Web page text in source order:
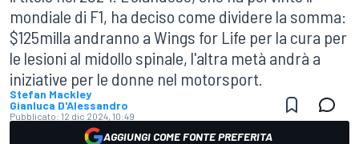
mondiale di F1, ha deciso come dividere la somma:
$125milla andranno a Wings for Life per la cura per
le lesioni al midollo spinale, l'altra metà andrà a
iniziative per le donne nel motorsport.
Stefan Mackley
Gianluca D'Alessandro
Pubblicato: 12 dic 2024, 10:49
AGGIUNGI COME FONTE PREFERITA